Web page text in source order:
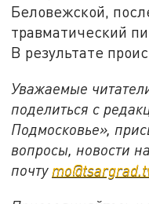
Беловежской,
травматический
В результате
Уважаемые
поделиться с
Подмосковье»,
вопросы, новости
почту